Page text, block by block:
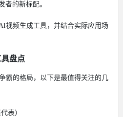
者的新标配。
视频生成工具，并结合实际应用场
盘点
霸的格局，以下是最值得关注的几
表）